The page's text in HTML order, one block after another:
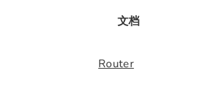
文档
Router